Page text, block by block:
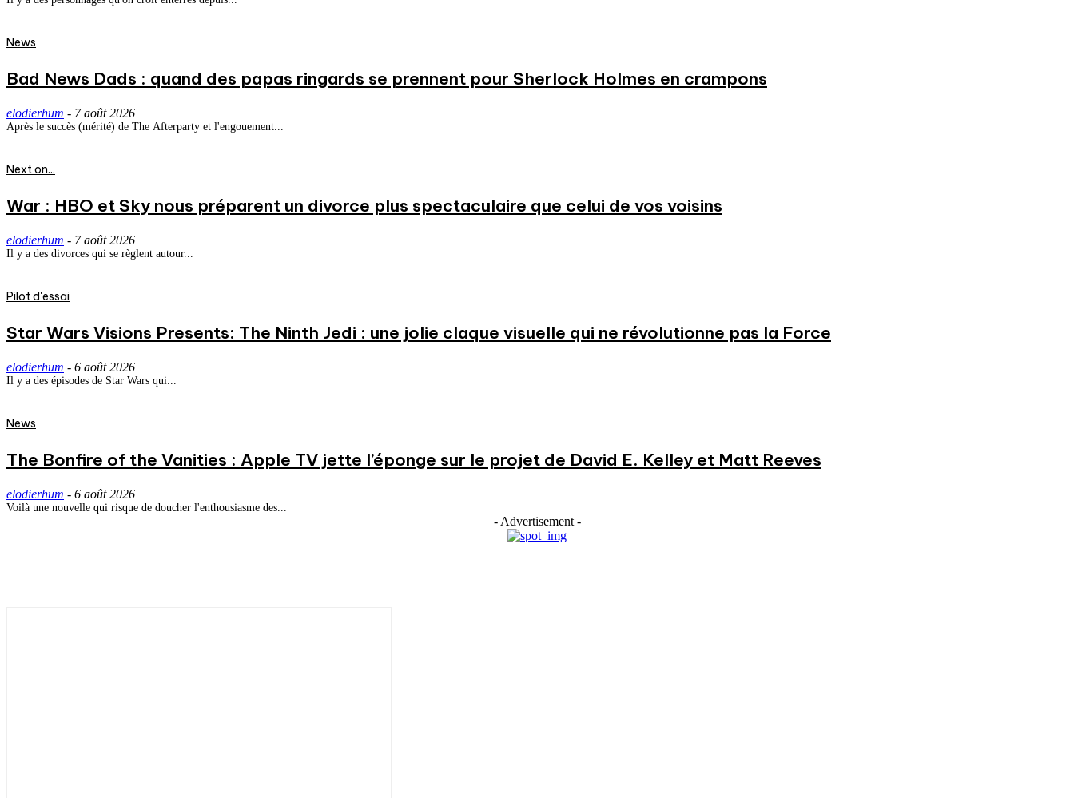
News
Bad News Dads : quand des papas ringards se prennent pour Sherlock Holmes en crampons
elodierhum - 7 août 2026
Après le succès (mérité) de The Afterparty et l'engouement...
Next on...
War : HBO et Sky nous préparent un divorce plus spectaculaire que celui de vos voisins
elodierhum - 7 août 2026
Il y a des divorces qui se règlent autour...
Pilot d'essai
Star Wars Visions Presents: The Ninth Jedi : une jolie claque visuelle qui ne révolutionne pas la Force
elodierhum - 6 août 2026
Il y a des épisodes de Star Wars qui...
News
The Bonfire of the Vanities : Apple TV jette l’éponge sur le projet de David E. Kelley et Matt Reeves
elodierhum - 6 août 2026
Voilà une nouvelle qui risque de doucher l'enthousiasme des...
- Advertisement -